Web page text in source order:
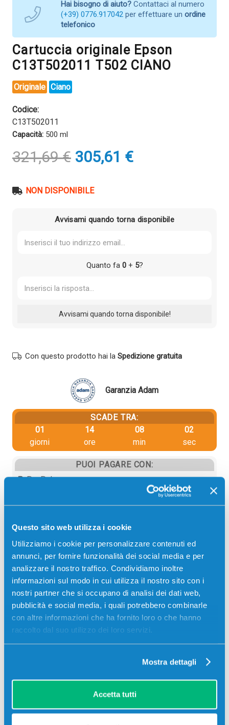
Questo sito web utilizza i cookie
Utilizziamo i cookie per personalizzare contenuti ed
annunci, per fornire funzionalità dei social media e per
analizzare il nostro traffico. Condividiamo inoltre
informazioni sul modo in cui utilizza il nostro sito con i
nostri partner che si occupano di analisi dei dati web,
pubblicità e social media, i quali potrebbero combinarle
con altre informazioni che ha fornito loro o che hanno
raccolto dal suo utilizzo dei loro servizi.
Mostra dettagli
Accetta tutti
Hai bisogno di aiuto? Contattaci al numero
(+39) 0776.917042 per effettuare un ordine
telefonico
Cartuccia originale Epson
C13T502011 T502 CIANO
Originale Ciano
Codice:
C13T502011
Capacità: 500 ml
321,69€ Il
prezzo
era:
305,61 €Il
prezzo
NON DISPONIBILE
Avvisami quando torna disponibile
Quanto fa 0+ 5?
Con questo prodotto hai la Spedizione gratuita
Garanzia Adam
SCADE TRA:
01
giorni
14
ore
08
min
02
sec
PUOI PAGARE CON:
PayPal
Bonifico bancario
Descrizione
Cartuccia originale Epson C13T502011 T502 CIANO
500 ml per Stampanti: Epson STYLUS PRO 10000